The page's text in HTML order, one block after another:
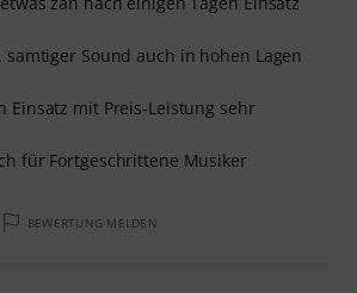
samtiger Sound auch in hohen Lagen
Einsatz mit Preis-Leistung sehr
für Fortgeschrittene Musiker
BEWERTUNG MELDEN